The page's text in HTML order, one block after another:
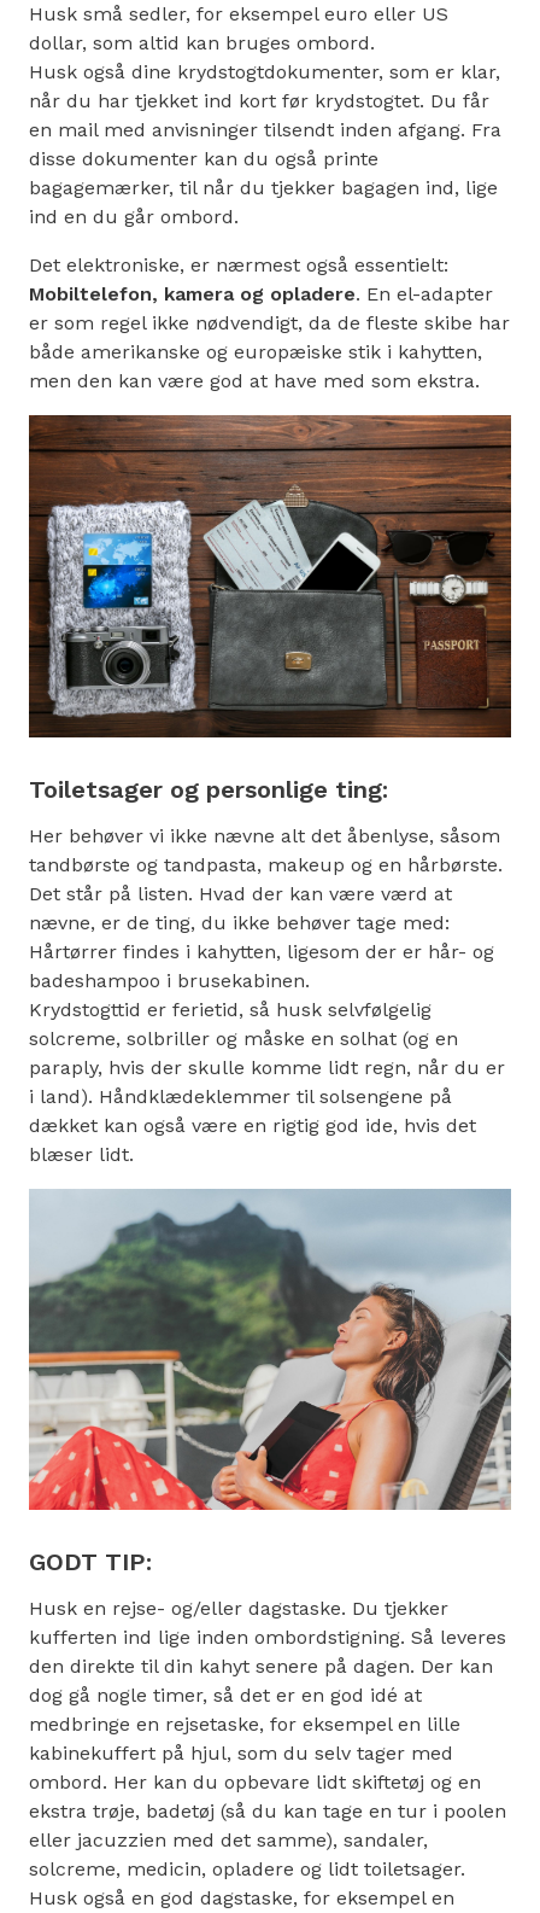
Husk små sedler, for eksempel euro eller US
dollar, som altid kan bruges ombord.
Husk også dine krydstogtdokumenter, som er klar,
når du har tjekket ind kort før krydstogtet. Du får
en mail med anvisninger tilsendt inden afgang. Fra
disse dokumenter kan du også printe
bagagemærker, til når du tjekker bagagen ind, lige
ind en du går ombord.
Det elektroniske, er nærmest også essentielt:
Mobiltelefon, kamera og opladere. En el-adapter
er som regel ikke nødvendigt, da de fleste skibe har
både amerikanske og europæiske stik i kahytten,
men den kan være god at have med som ekstra.
Toiletsager og personlige ting:
Her behøver vi ikke nævne alt det åbenlyse, såsom
tandbørste og tandpasta, makeup og en hårbørste.
Det står på listen. Hvad der kan være værd at
nævne, er de ting, du ikke behøver tage med:
Hårtørrer findes i kahytten, ligesom der er hår- og
badeshampoo i brusekabinen.
Krydstogttid er ferietid, så husk selvfølgelig
solcreme, solbriller og måske en solhat (og en
paraply, hvis der skulle komme lidt regn, når du er
i land). Håndklædeklemmer til solsengene på
dækket kan også være en rigtig god ide, hvis det
blæser lidt.
GODT TIP:
Husk en rejse- og/eller dagstaske. Du tjekker
kufferten ind lige inden ombordstigning. Så leveres
den direkte til din kahyt senere på dagen. Der kan
dog gå nogle timer, så det er en god idé at
medbringe en rejsetaske, for eksempel en lille
kabinekuffert på hjul, som du selv tager med
ombord. Her kan du opbevare lidt skiftetøj og en
ekstra trøje, badetøj (så du kan tage en tur i poolen
eller jacuzzien med det samme), sandaler,
solcreme, medicin, opladere og lidt toiletsager.
Husk også en god dagstaske, for eksempel en